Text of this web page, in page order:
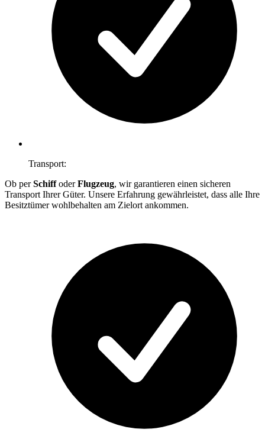
Transport:
Ob perSchiffoderFlugzeug, wir garantieren einen sicheren
Transport Ihrer Güter. Unsere Erfahrung gewährleistet, dass alle Ihre
Besitztümer wohlbehalten am Zielort ankommen.